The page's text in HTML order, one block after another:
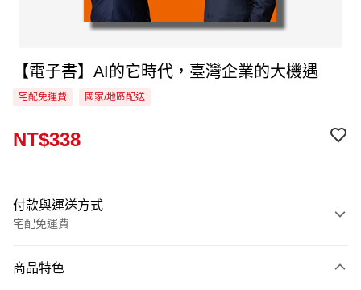
【電子書】AI的它時代，臺灣企業的大機遇
宅配免運費 國家/地區配送
NT$338
付款與運送方式
宅配免運費
信用卡一次付款
商品特色